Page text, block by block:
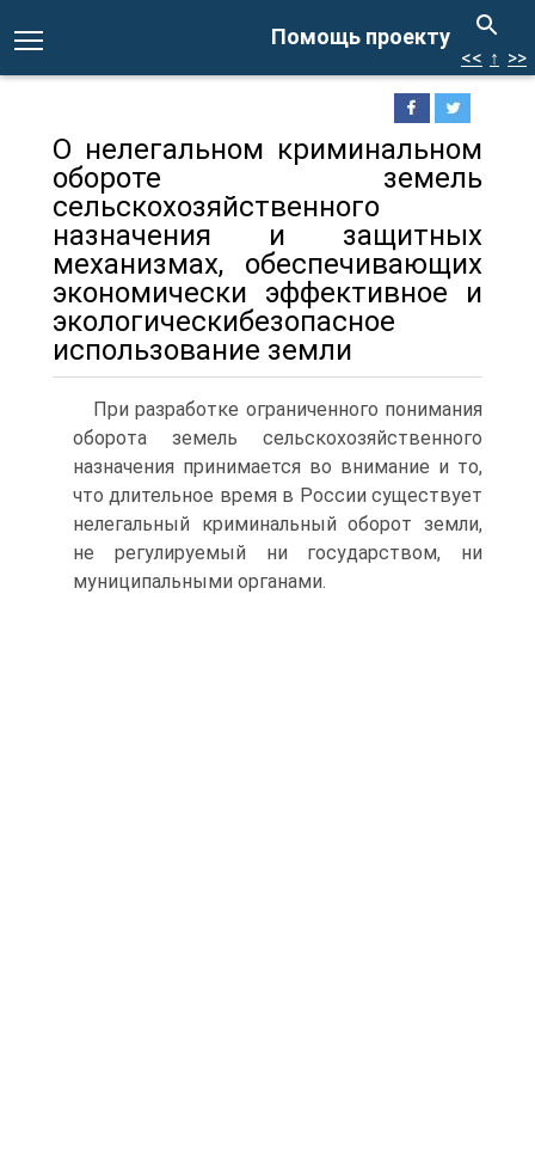
Помощь проекту
<< ↑ >>
О нелегальном криминальном
обороте земель
сельскохозяйственного
назначения и защитных
механизмах, обеспечивающих
экономически эффективное и
экологическибезопасное
использование земли
При разработке ограниченного понимания
оборота земель сельскохозяйственного
назначения принимается во внимание и то,
что длительное время в России существует
нелегальный криминальный оборот земли,
не регулируемый ни государством, ни
муниципальными органами.